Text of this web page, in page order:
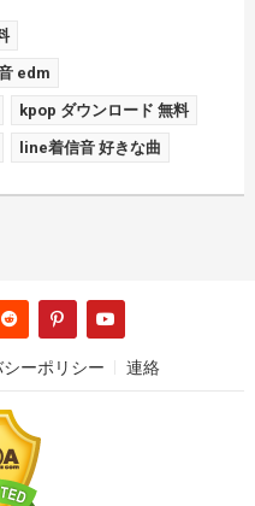
edm
kpop ダウンロード 無料
line着信音 好きな曲
ーポリシー 連絡